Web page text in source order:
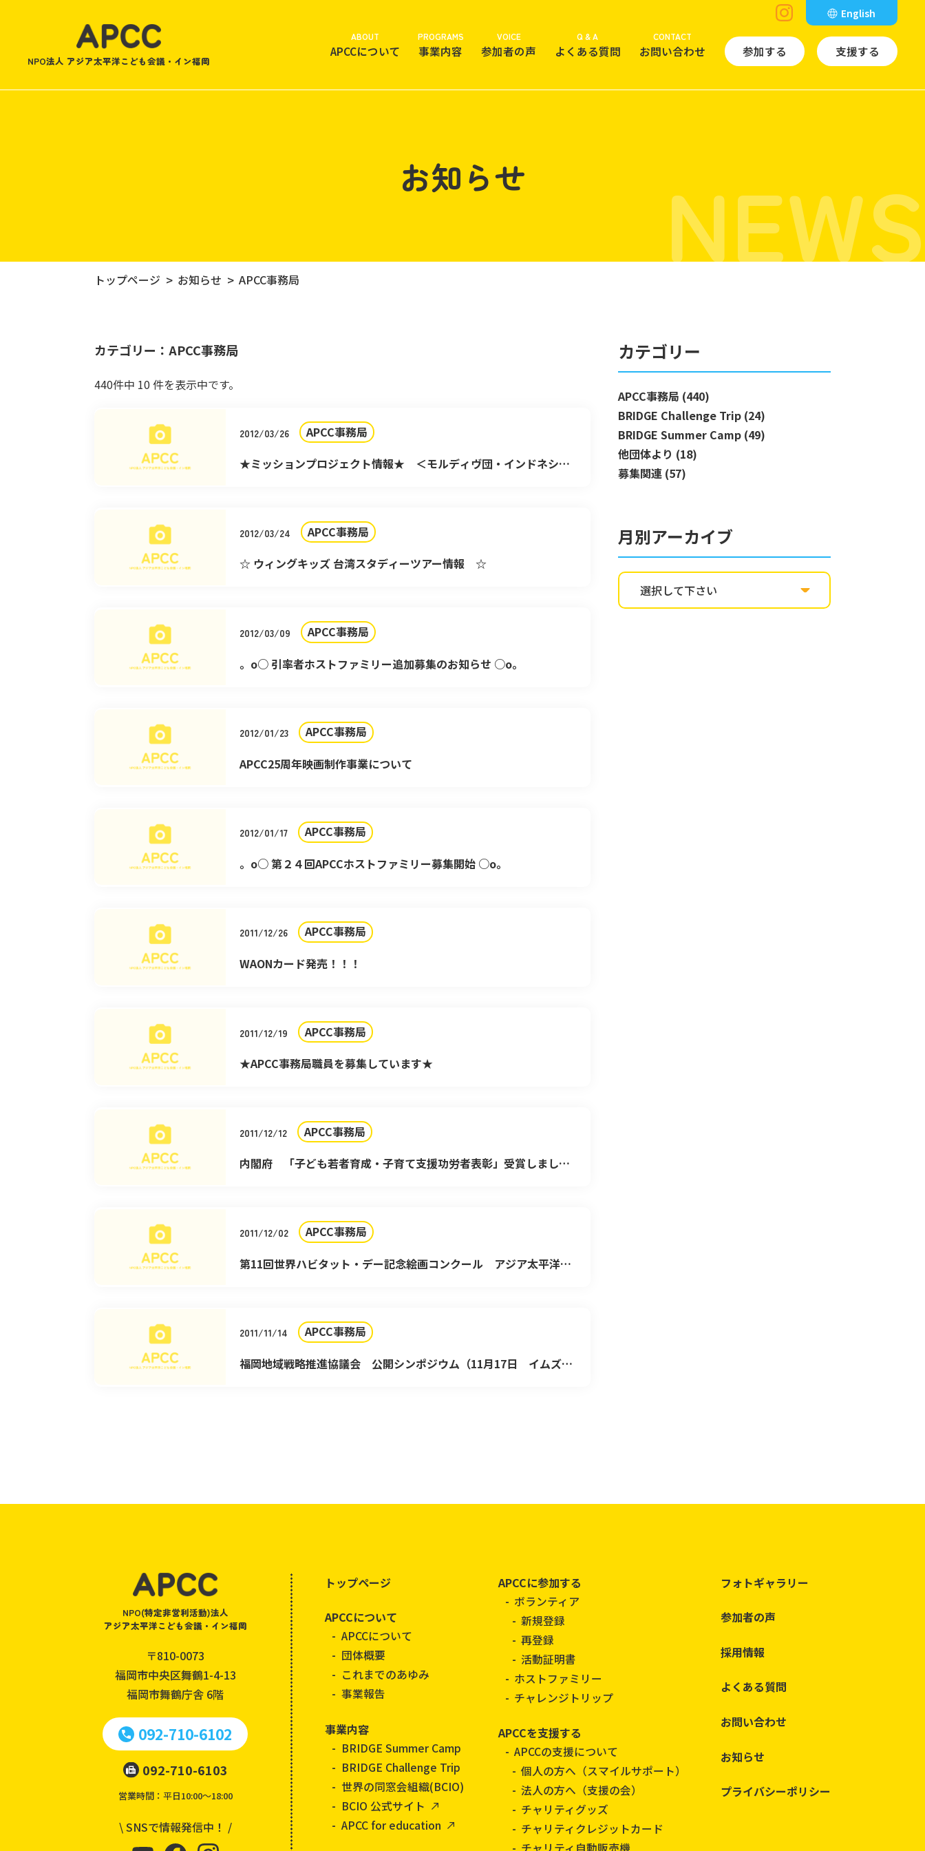
NPO法人 アジア太平洋こども会議・イン福岡
APCCについて
ABOUT
事業内容
PROGRAMS
参加者の声
VOICE
よくある質問
Q & A
お問い合わせ
CONTACT
English
参加する 支援する
お知らせ NEWS
トップページ お知らせ APCC事務局
カテゴリー：APCC事務局
440件中 10 件を表示中です。
2012/03/26
APCC事務局
★ミッションプロジェクト情報★ ＜モルディヴ団・インドネシア
2012/03/24
APCC事務局
☆ ウィングキッズ 台湾スタディーツアー情報 ☆
2012/03/09
APCC事務局
。o○ 引率者ホストファミリー追加募集のお知らせ ○o。
2012/01/23
APCC事務局
APCC25周年映画制作事業について
2012/01/17
APCC事務局
。o○ 第２４回APCCホストファミリー募集開始 ○o。
2011/12/26
APCC事務局
WAONカード発売！！！
2011/12/19
APCC事務局
★APCC事務局職員を募集しています★
2011/12/12
APCC事務局
内閣府 「子ども若者育成・子育て支援功労者表彰」受賞しました
2011/12/02
APCC事務局
第11回世界ハビタット・デー記念絵画コンクール アジア太平洋こ
2011/11/14
APCC事務局
福岡地域戦略推進協議会 公開シンポジウム（11月17日 イムズホ
カテゴリー
APCC事務局 (440)
BRIDGE Challenge Trip (24)
BRIDGE Summer Camp (49)
他団体より (18)
募集関連 (57)
月別アーカイブ
NPO(特定非営利活動)法人
アジア太平洋こども会議・イン福岡
〒810-0073
福岡市中央区舞鶴1-4-13
福岡市舞鶴庁舎 6階
092-710-6102
092-710-6103
営業時間：平日10:00～18:00
\ SNSで情報発信中！ /
トップページ
APCCについて
APCCについて
団体概要
これまでのあゆみ
事業報告
事業内容
BRIDGE Summer Camp
BRIDGE Challenge Trip
世界の同窓会組織(BCIO)
BCIO 公式サイト
APCC for education
APCCに参加する
ボランティア
新規登録
再登録
活動証明書
ホストファミリー
チャレンジトリップ
APCCを支援する
APCCの支援について
個人の方へ（スマイルサポート）
法人の方へ（支援の会）
チャリティグッズ
チャリティクレジットカード
フォトギャラリー
参加者の声
採用情報
よくある質問
お問い合わせ
お知らせ
プライバシーポリシー